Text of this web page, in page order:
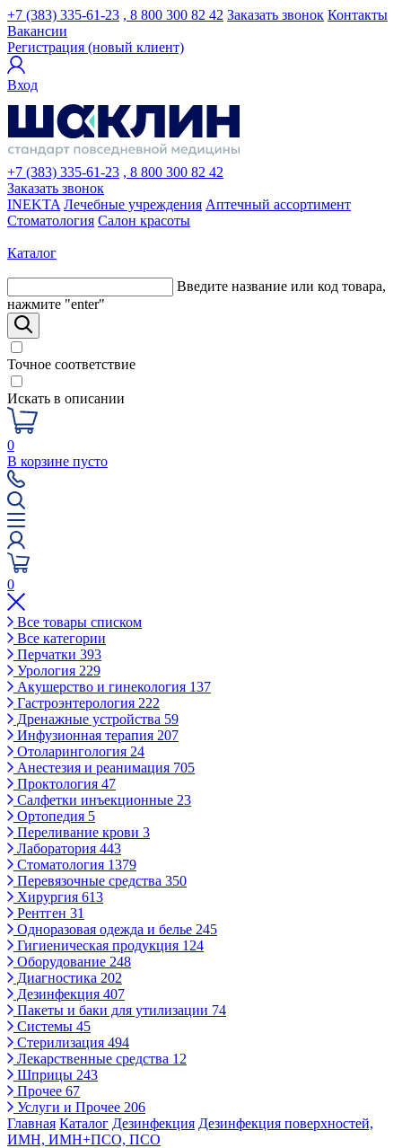
+7 (383) 335-61-23 , 8 800 300 82 42 Заказать звонок Контакты
Вакансии
Регистрация (новый клиент)
Вход
+7 (383) 335-61-23 , 8 800 300 82 42
Заказать звонок
INEKTA Лечебные учреждения Аптечный ассортимент
Стоматология Салон красоты
Каталог
Введите название или код товара,
нажмите "enter"
Точное соответствие
Искать в описании
0
В корзине пусто
0
Все товары списком
Все категории
Перчатки 393
Урология 229
Акушерство и гинекология 137
Гастроэнтерология 222
Дренажные устройства 59
Инфузионная терапия 207
Отоларингология 24
Анестезия и реанимация 705
Проктология 47
Салфетки инъекционные 23
Ортопедия 5
Переливание крови 3
Лаборатория 443
Стоматология 1379
Перевязочные средства 350
Хирургия 613
Рентген 31
Одноразовая одежда и белье 245
Гигиеническая продукция 124
Оборудование 248
Диагностика 202
Дезинфекция 407
Пакеты и баки для утилизации 74
Системы 45
Стерилизация 494
Лекарственные средства 12
Шприцы 243
Прочее 67
Услуги и Прочее 206
Главная Каталог Дезинфекция Дезинфекция поверхностей,
ИМН, ИМН+ПСО, ПСО